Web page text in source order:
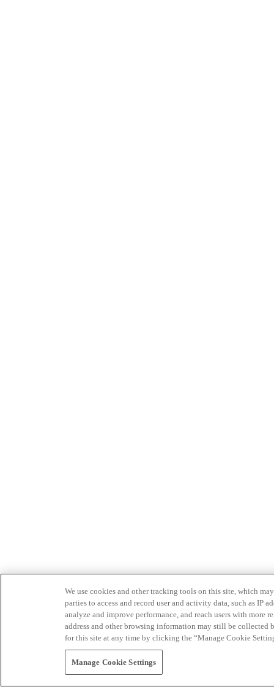
We use cookies and other tracking tools on this site, which
parties to access and record user and activity data, such as IP
analyze and improve performance, and reach users with
address and other browsing information may still be collected
for this site at any time by clicking the “Manage Cookie
Manage Cookie Settings